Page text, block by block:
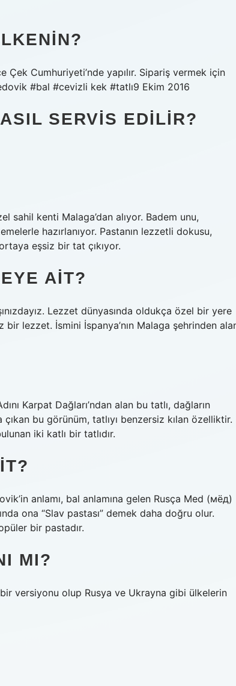
Çek Cumhuriyeti’nde yapılır. Sipariş vermek için
#bal #cevizli kek #tatlı9 Ekim 2016
SERVIS EDILIR?
sahil kenti Malaga’dan alıyor. Badem unu,
hazırlanıyor. Pastanın lezzetli dokusu,
eşsiz bir tat çıkıyor.
AIT?
Lezzet dünyasında oldukça özel bir yere
lezzet. İsmini İspanya’nın Malaga şehrinden
Karpat Dağları’ndan alan bu tatlı, dağların
bu görünüm, tatlıyı benzersiz kılan özelliktir.
iki katlı bir tatlıdır.
anlamı, bal anlamına gelen Rusça Med (мёд)
ona “Slav pastası” demek daha doğru olur.
bir pastadır.
MI?
versiyonu olup Rusya ve Ukrayna gibi ülkelerin